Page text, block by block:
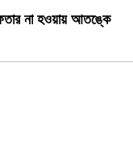
না হওয়ায় আতঙ্কে